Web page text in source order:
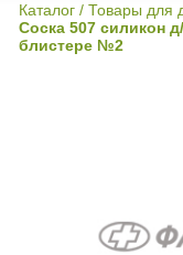
Каталог / Товары для
Соска 507 силикон
блистере №2